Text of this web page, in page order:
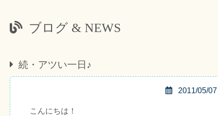
ブログ & NEWS
続・アツい一日♪
2011/05/07
こんにちは！